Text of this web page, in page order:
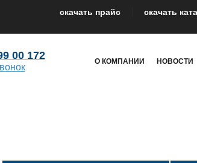
cкачать прайс cкачать
00 172 О КОМПАНИИ НОВОСТИ